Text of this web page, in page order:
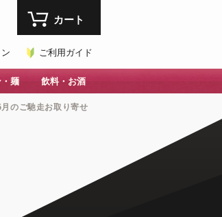
ご利用ガイド
カート
麺 飲料・お酒
月のご馳走お取り寄せ